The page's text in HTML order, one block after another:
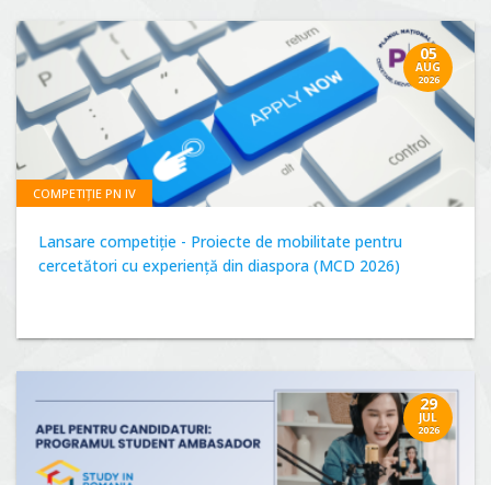
05
AUG
2026
COMPETIȚIE PN IV
Lansare competiție - Proiecte de mobilitate pentru
cercetători cu experiență din diaspora (MCD 2026)
29
JUL
2026